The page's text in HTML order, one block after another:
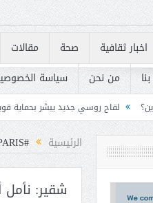
اخبار ثقافية صحة مقالات
من نحن سياسة
بحماية قوية من “الإيبولا” المتحورة
الرئيسية #HEC_PARIS
شقير: